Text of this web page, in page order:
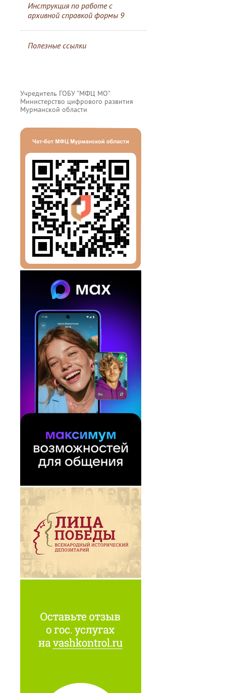
Инструкция по работе с
архивной справкой формы 9
Полезные ссылки
Учредитель ГОБУ "МФЦ МО"
Министерство цифрового развития
Мурманской области